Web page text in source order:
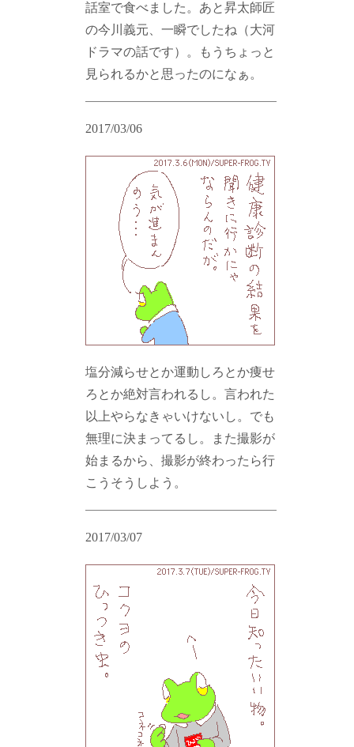
話室で食べました。あと昇太師匠
の今川義元、一瞬でしたね（大河
ドラマの話です）。もうちょっと
見られるかと思ったのになぁ。
2017/03/06
塩分減らせとか運動しろとか痩せ
ろとか絶対言われるし。言われた
以上やらなきゃいけないし。でも
無理に決まってるし。また撮影が
始まるから、撮影が終わったら行
こうそうしよう。
2017/03/07